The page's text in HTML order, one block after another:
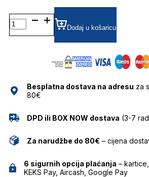
TSM6138
A01
5517
TRUSSARDI
Dodaj u košaricu
Besplatna dostava na adresu za
80€
DPD ili BOX NOW dostava (3-7
Za narudžbe do 80€ – cijena
6 sigurnih opcija plaćanja –
KEKS Pay, Aircash, Google Pay